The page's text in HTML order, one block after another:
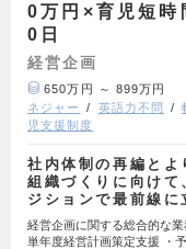
0万円×育児短時
0日
経営企画
650万円 ～ 899万円
ネジャー
英語力不問
児支援制度
社内体制の再編とよ
組織づくりに向け
ジションで最前線
経営企画に関する総合的な
単年度経営計画策定支援 ・